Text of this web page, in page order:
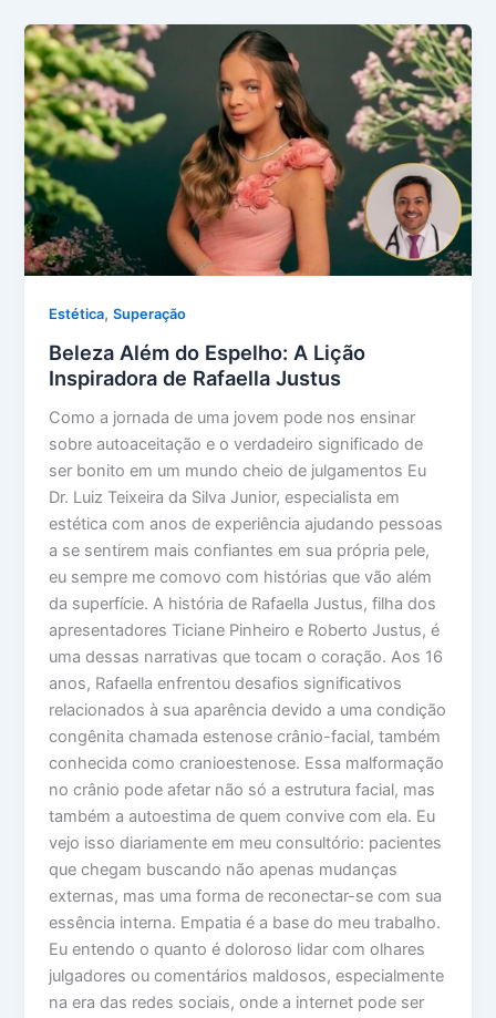
Estética,Superação
Beleza Além do Espelho: A Lição
Inspiradora de Rafaella Justus
Como a jornada de uma jovem pode nos ensinar
sobre autoaceitação e o verdadeiro significado de
ser bonito em um mundo cheio de julgamentos Eu
Dr. Luiz Teixeira da Silva Junior, especialista em
estética com anos de experiência ajudando pessoas
a se sentirem mais confiantes em sua própria pele,
eu sempre me comovo com histórias que vão além
da superfície. A história de Rafaella Justus, filha dos
apresentadores Ticiane Pinheiro e Roberto Justus, é
uma dessas narrativas que tocam o coração. Aos 16
anos, Rafaella enfrentou desafios significativos
relacionados à sua aparência devido a uma condição
congênita chamada estenose crânio-facial, também
conhecida como cranioestenose. Essa malformação
no crânio pode afetar não só a estrutura facial, mas
também a autoestima de quem convive com ela. Eu
vejo isso diariamente em meu consultório: pacientes
que chegam buscando não apenas mudanças
externas, mas uma forma de reconectar-se com sua
essência interna. Empatia é a base do meu trabalho.
Eu entendo o quanto é doloroso lidar com olhares
julgadores ou comentários maldosos, especialmente
na era das redes sociais, onde a internet pode ser